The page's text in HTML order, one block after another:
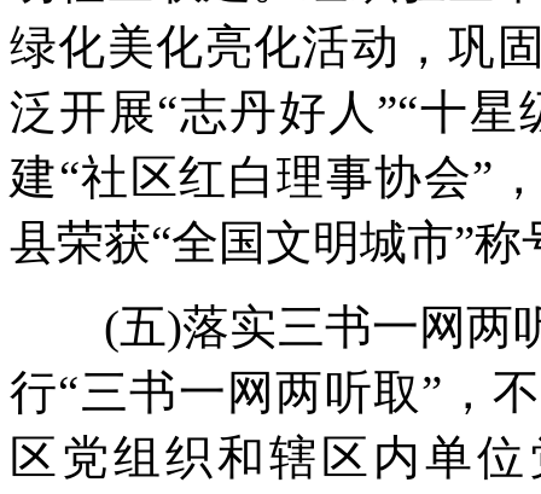
绿化美化亮化活动，巩
泛开展“志丹好人”“十
建“社区红白理事协会”
县荣获“全国文明城市”称
(五)落实三书一网两
行“三书一网两听取”，
区党组织和辖区内单